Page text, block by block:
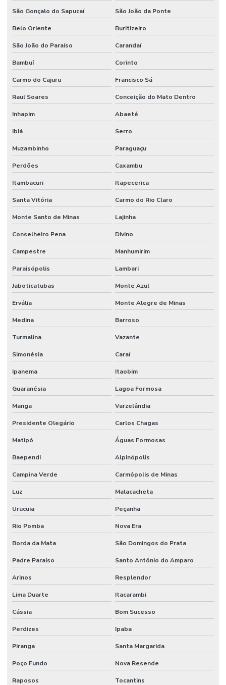
São Gonçalo do Sapucaí São João da Ponte
Belo Oriente Buritizeiro
São João do Paraíso Carandaí
Bambuí Corinto
Carmo do Cajuru Francisco Sá
Raul Soares Conceição do Mato Dentro
Inhapim Abaeté
Ibiá Serro
Muzambinho Paraguaçu
Perdões Caxambu
Itambacuri Itapecerica
Santa Vitória Carmo do Rio Claro
Monte Santo de Minas Lajinha
Conselheiro Pena Divino
Campestre Manhumirim
Paraisópolis Lambari
Jaboticatubas Monte Azul
Ervália Monte Alegre de Minas
Medina Barroso
Turmalina Vazante
Simonésia Caraí
Ipanema Itaobim
Guaranésia Lagoa Formosa
Manga Varzelândia
Presidente Olegário Carlos Chagas
Matipó Águas Formosas
Baependi Alpinópolis
Campina Verde Carmópolis de Minas
Luz Malacacheta
Urucuia Peçanha
Rio Pomba Nova Era
Borda da Mata São Domingos do Prata
Padre Paraíso Santo Antônio do Amparo
Arinos Resplendor
Lima Duarte Itacarambi
Cássia Bom Sucesso
Perdizes Ipaba
Piranga Santa Margarida
Poço Fundo Nova Resende
Raposos Tocantins